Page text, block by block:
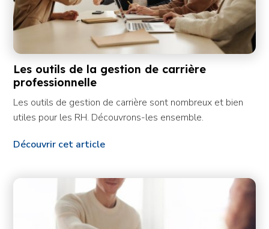
Les outils de la gestion de carrière
professionnelle
Les outils de gestion de carrière sont nombreux et bien
utiles pour les RH. Découvrons-les ensemble.
Découvrir cet article